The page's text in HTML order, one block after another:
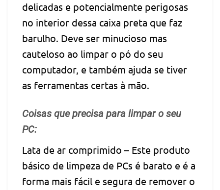
delicadas e potencialmente perigosas
no interior dessa caixa preta que faz
barulho. Deve ser minucioso mas
cauteloso ao limpar o pó do seu
computador, e também ajuda se tiver
as ferramentas certas à mão.
Coisas que precisa para limpar o seu
PC:
Lata de ar comprimido – Este produto
básico de limpeza de PCs é barato e é a
forma mais fácil e segura de remover o